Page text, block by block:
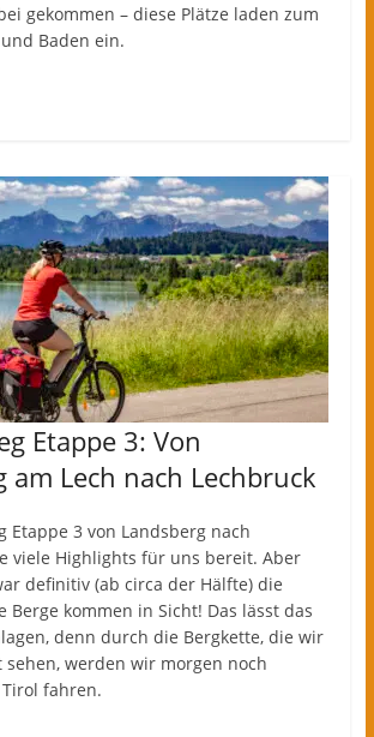
gekommen – diese Plätze laden zum
Baden ein.
Etappe 3: Von
am Lech nach Lechbruck
Etappe 3 von Landsberg nach
viele Highlights für uns bereit. Aber
definitiv (ab circa der Hälfte) die
Berge kommen in Sicht! Das lässt das
denn durch die Bergkette, die wir
sehen, werden wir morgen noch
fahren.